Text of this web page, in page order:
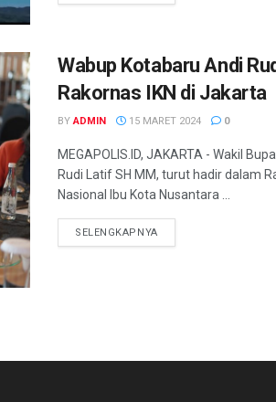
Wabup Kotabaru Andi
Rakornas IKN di Jakarta
BY ADMIN 15 MARET 2024 0
MEGAPOLIS.ID, JAKARTA - Wakil
Rudi Latif SH MM, turut hadir dalam
Nasional Ibu Kota Nusantara ...
SELENGKAPNYA